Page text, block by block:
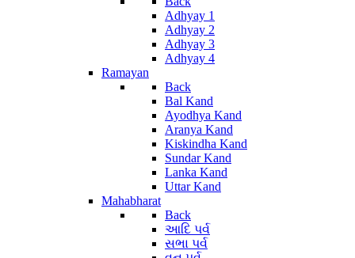
Adhyay 1
Adhyay 2
Adhyay 3
Adhyay 4
Ramayan
Back
Bal Kand
Ayodhya Kand
Aranya Kand
Kiskindha Kand
Sundar Kand
Lanka Kand
Uttar Kand
Mahabharat
Back
આદિ પર્વ
સભા પર્વ